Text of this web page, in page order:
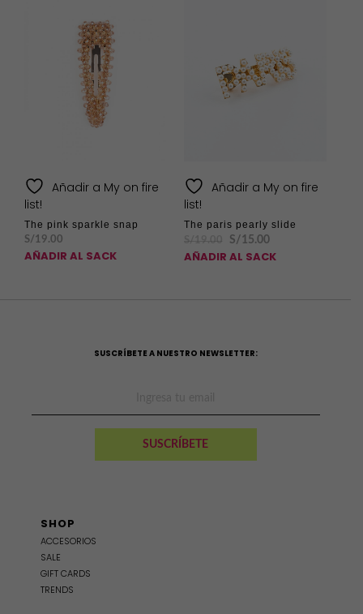
Añadir a My on fire
list!
The pink sparkle snap
S/19.00
AÑADIR AL SACK
Añadir a My on fire
list!
The paris pearly slide
S/ 19.00 S/ 15.00
AÑADIR AL SACK
SUSCRÍBETE A NUESTRO NEWSLETTER:
SHOP
ACCESORIOS
SALE
GIFT CARDS
TRENDS